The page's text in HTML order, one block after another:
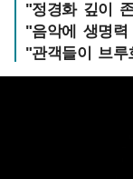
"정경화 깊이
"음악에 생명
"관객들이 브